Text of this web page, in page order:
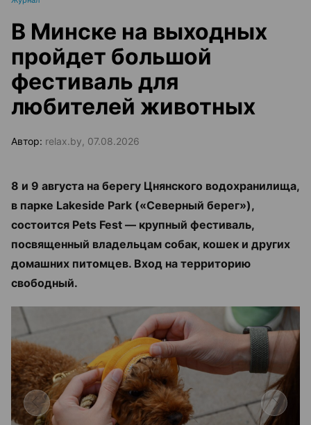
В Минске на выходных
пройдет большой
фестиваль для
любителей животных
Автор: relax.by, 07.08.2026
8 и 9 августа на берегу Цнянского водохранилища,
в парке Lakeside Park («Северный берег»),
состоится Pets Fest — крупный фестиваль,
посвященный владельцам собак, кошек и других
домашних питомцев. Вход на территорию
свободный.